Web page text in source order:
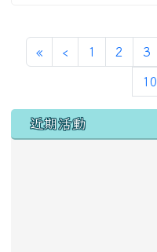
«第一頁
‹ 上一頁
1 2 3
10
左邊區域內容
近期活動